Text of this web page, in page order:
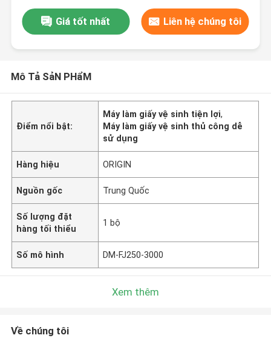
Giá tốt nhất Liên hệ chúng tôi
Mô Tả SảN PHẩM
Điểm nổi bật:
Máy làm giấy vệ sinh tiện lợi,
Máy làm giấy vệ sinh thủ công dễ
sử dụng
Hàng hiệu ORIGIN
Nguồn gốc Trung Quốc
Số lượng đặt
hàng tối thiểu
1 bộ
Số mô hình DM-FJ250-3000
Xem thêm
Về chúng tôi